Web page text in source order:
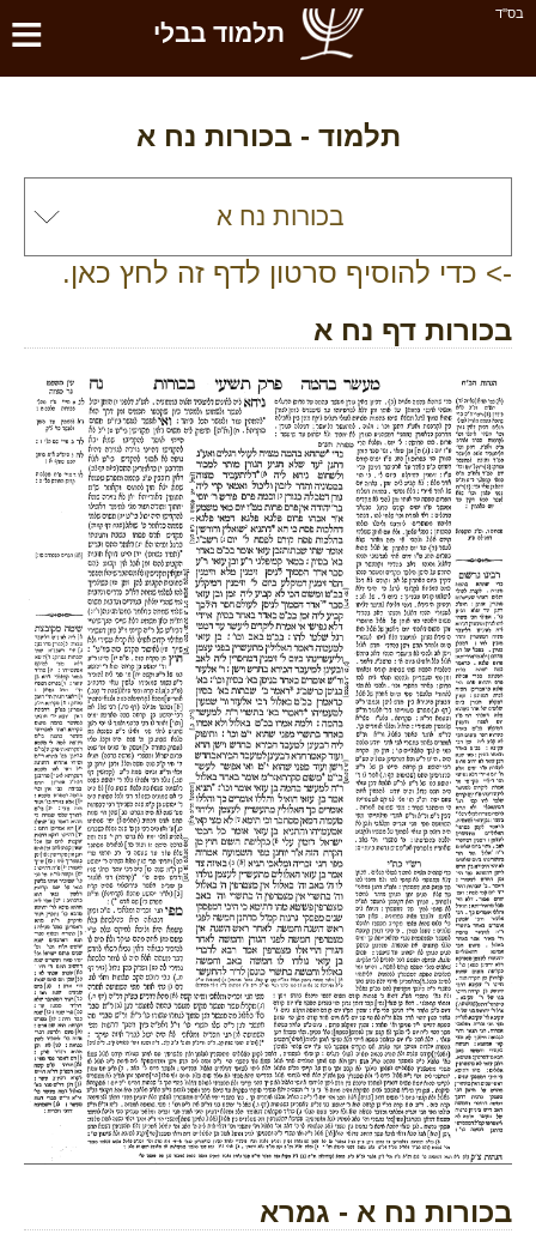
בס''ד ≡ תלמוד בבלי
תלמוד -בכורות נח א
-> כדי להוסיף סרטון לדף זה לחץ כאן.
בכורות דף נח א
בכורות נח א - גמרא